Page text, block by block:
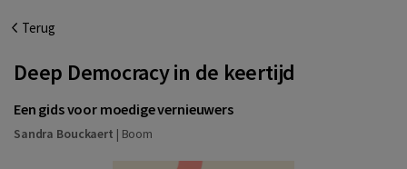
Terug
Deep Democracy in de keertijd
Een gids voor moedige vernieuwers
Sandra Bouckaert | Boom